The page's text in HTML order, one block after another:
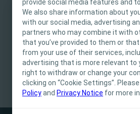
provide social media features and
We also share information about
with our social media, advertising
partners who may combine it with
that you’ve provided to them or
from your use of their services,
advertising that is more relevant to
right to withdraw or change your
clicking on “Cookie Settings”.
Policyand Privacy Notice for more
Este site destina-se
Profissionais de Saúde. O
fins informativos e
ser apropriado para todas as
Coloplast não fornece
A responsabilidade pelos
cabe ao profissional de saúde.